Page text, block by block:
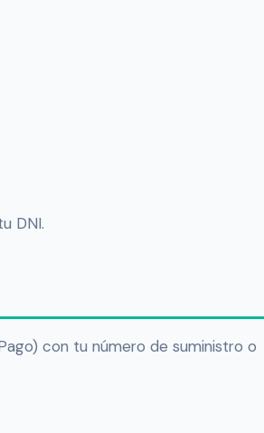
DNI.
con tu número de suministro o